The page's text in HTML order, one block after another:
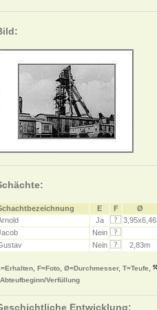
E F Ø
Ja 3,95x6,46
Nein
Nein 2,83m
F=Foto, Ø=Durchmesser, T=Teufe,
Verfüllung
Entwicklung: